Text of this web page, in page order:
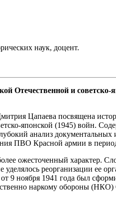
наук, доцент.
и советско-
Цапаева посвящена
японской (1945) войн.
анализ
ПВО Красной армии в
ожесточенный характер.
реорганизации ее
9 ноября 1941 года был
наркому обороны